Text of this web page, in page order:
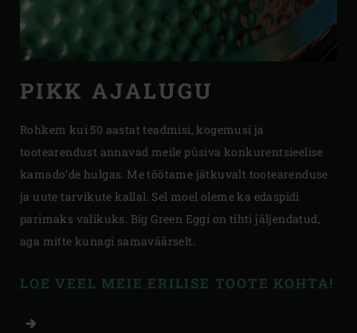
PIKK AJALUGU
Rohkem kui 50 aastat teadmisi, kogemusi ja
tootearendust annavad meile püsiva konkurentsieelise
kamado’de hulgas. Me töötame jätkuvalt tootearenduse
ja uute tarvikute kallal. Sel moel oleme ka edaspidi
parimaks valikuks. Big Green Eggi on tihti jäljendatud,
aga mitte kunagi samaväärselt.
LOE VEEL MEIE ERILISE TOOTE KOHTA!